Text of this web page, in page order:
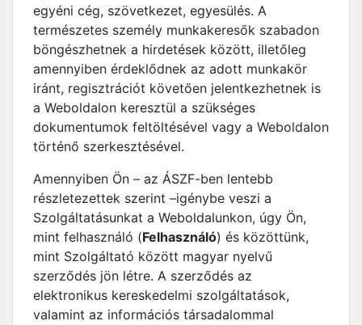
egyéni cég, szövetkezet, egyesülés. A
természetes személy munkakeresők szabadon
böngészhetnek a hirdetések között, illetőleg
amennyiben érdeklődnek az adott munkakör
iránt, regisztrációt követően jelentkezhetnek is
a Weboldalon keresztül a szükséges
dokumentumok feltöltésével vagy a Weboldalon
történő szerkesztésével.
Amennyiben Ön – az ÁSZF-ben lentebb
részletezettek szerint –igénybe veszi a
Szolgáltatásunkat a Weboldalunkon, úgy Ön,
mint felhasználó (Felhasználó) és közöttünk,
mint Szolgáltató között magyar nyelvű
szerződés jön létre. A szerződés az
elektronikus kereskedelmi szolgáltatások,
valamint az információs társadalommal